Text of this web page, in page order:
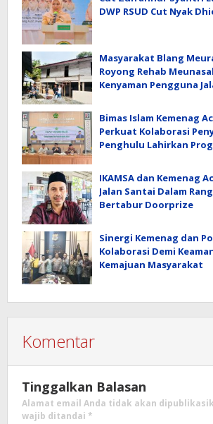
DWP RSUD Cut Nyak
Masyarakat Blang
Royong Rehab
Kenyaman Pengguna
Bimas Islam Kemenag
Perkuat Kolaborasi
Penghulu Lahirkan
IKAMSA dan Kemenag
Jalan Santai Dalam
Bertabur Doorprize
Sinergi Kemenag dan
Kolaborasi Demi
Kemajuan Masyarakat
Komentar
Tinggalkan Balasan
Alamat email Anda tidak akan
wajib ditandai *